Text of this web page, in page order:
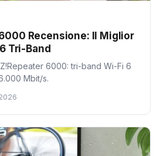
Recensione: Il Miglior
Tri-Band
6000: tri-band Wi-Fi 6
Mbit/s.